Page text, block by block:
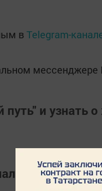
в Telegram-
мессенджере
путь" и узнать
сетях